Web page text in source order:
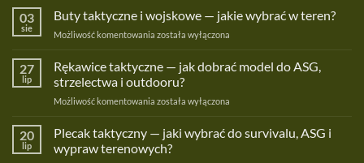
03
sie
Buty taktyczne i wojskowe — jakie wybrać w teren?
Możliwość komentowania Buty
wojskowe
—
jakie
teren?
została wyłączona
27
lip
Rękawice taktyczne — jak dobrać model do ASG,
strzelectwa i outdooru?
Możliwość komentowania Rękawice
jak
dobrać
została wyłączona
20
lip
Plecak taktyczny — jaki wybrać do survivalu, ASG i
wypraw terenowych?